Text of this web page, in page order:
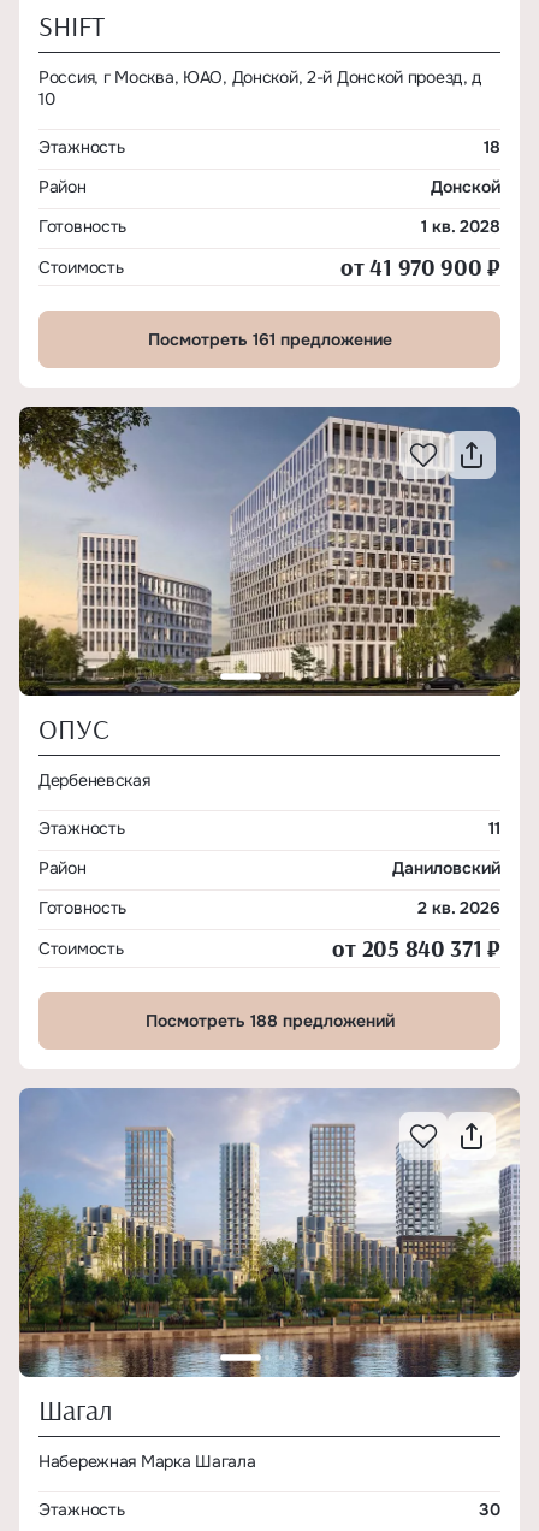
SHIFT
Россия, г Москва, ЮАО, Донской, 2-й Донской проезд, д
10
Этажность
18
Район
Донской
Готовность
1 кв. 2028
Стоимость
от 41 970 900 ₽
Посмотреть 161 предложение
ОПУС
Дербеневская
Этажность
11
Район
Даниловский
Готовность
2 кв. 2026
Стоимость
от 205 840 371 ₽
Посмотреть 188 предложений
Шагал
Набережная Марка Шагала
Этажность 30